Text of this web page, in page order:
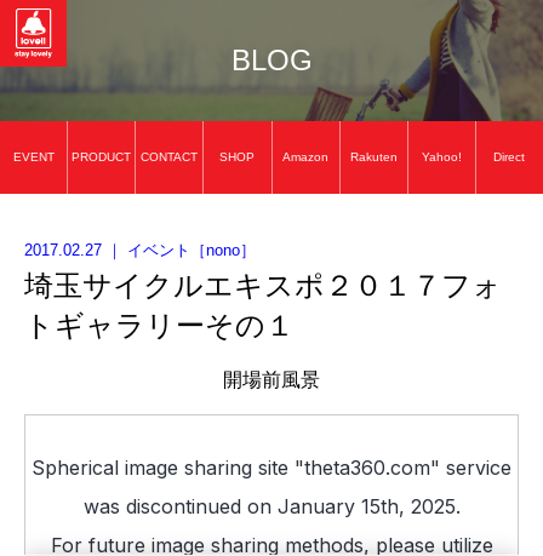
BLOG
2017.02.27 ｜ イベント ［nono］
埼玉サイクルエキスポ２０１７フォ
トギャラリーその１
開場前風景
EVENT PRODUCT CONTACT SHOP Amazon Rakuten Yahoo! Direct